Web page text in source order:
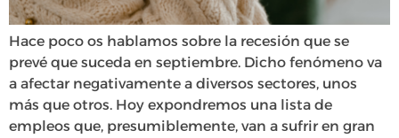
Hace poco os hablamos sobre la recesión que se
prevé que suceda en septiembre. Dicho fenómeno va
a afectar negativamente a diversos sectores, unos
más que otros. Hoy expondremos una lista de
empleos que, presumiblemente, van a sufrir en gran